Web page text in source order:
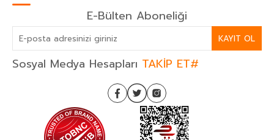
E-Bülten Aboneliği
KAYIT OL
Sosyal Medya Hesapları TAKİP ET#